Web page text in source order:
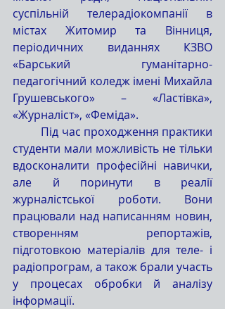
суспільній телерадіокомпанії в
містах Житомир та Вінниця,
періодичних виданнях КЗВО
«Барський гуманітарно-
педагогічний коледж імені Михайла
Грушевського» – «Ластівка»,
«Журналіст», «Феміда».
студенти мали можливість не тільки
вдосконалити професійні навички,
але й поринути в реалії
журналістської роботи. Вони
працювали над написанням новин,
створенням репортажів,
підготовкою матеріалів для теле- і
радіопрограм, а також брали участь
у процесах обробки й аналізу
інформації.